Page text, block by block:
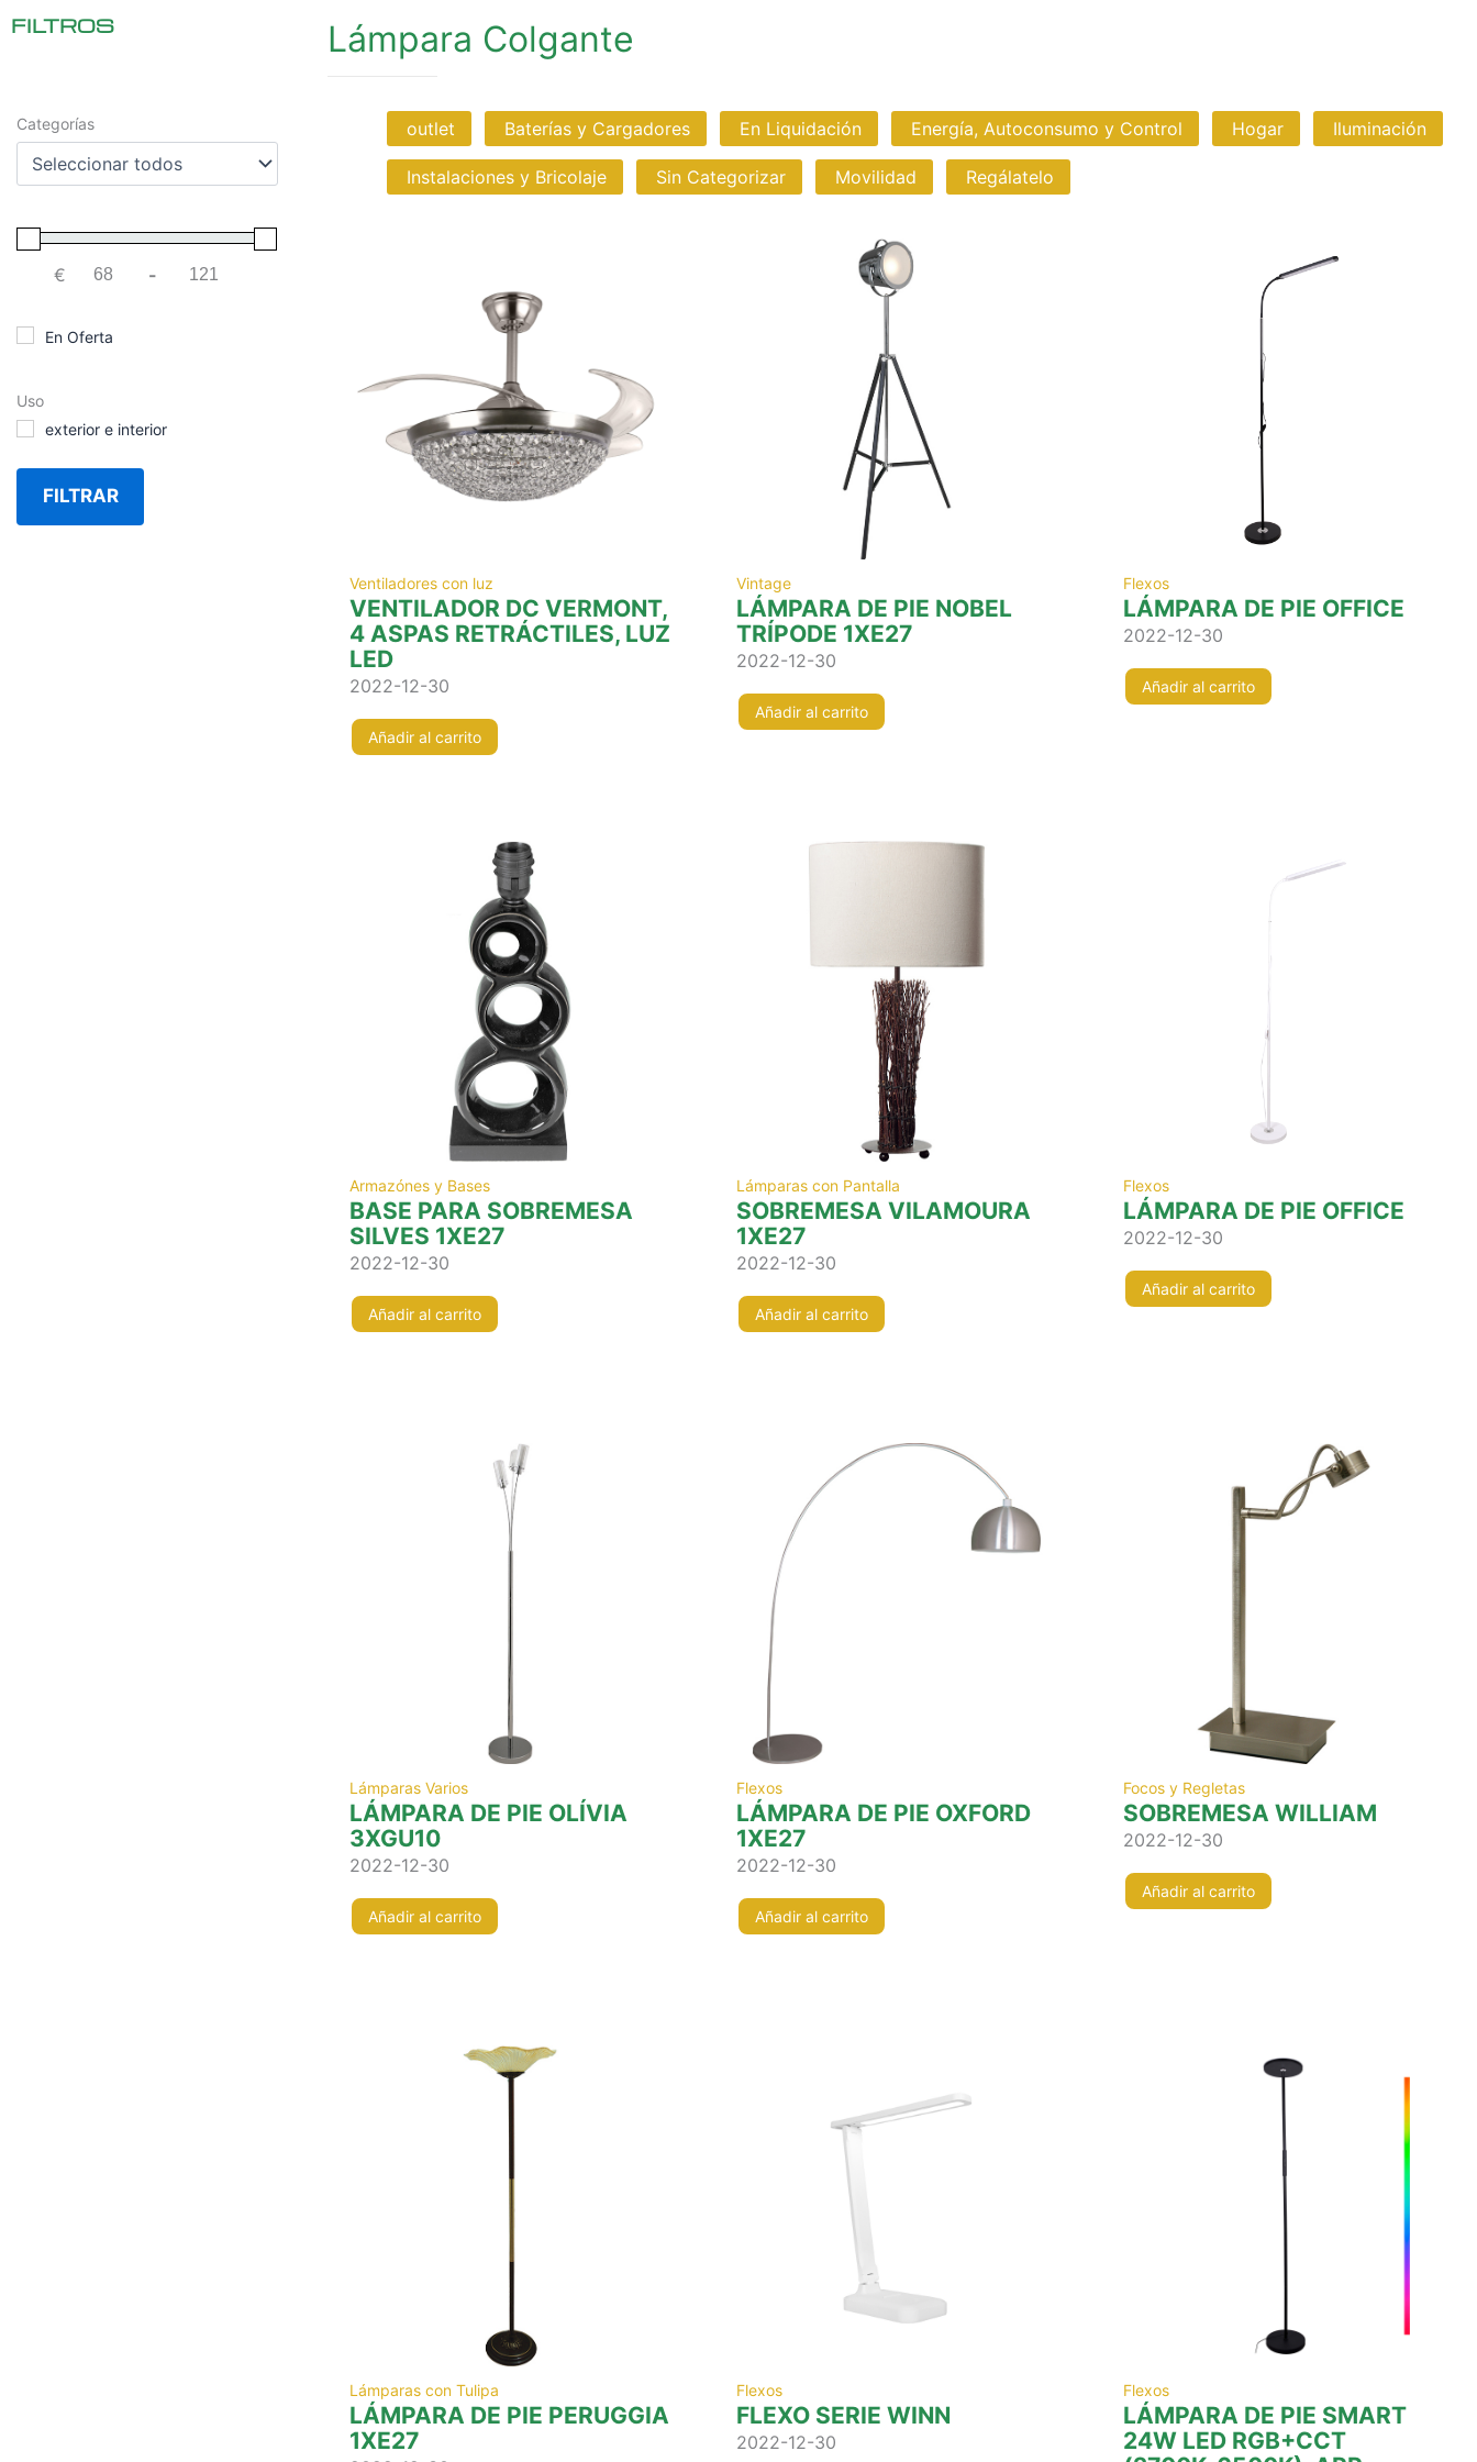
FILTROS
Categorías
€ Minimum Price
-Maximum Price
En Oferta
Uso
exterior e interior
FILTRAR
Lámpara Colgante
outlet Baterías y Cargadores En Liquidación Energía, Autoconsumo y Control Hogar Iluminación
Instalaciones y Bricolaje Sin Categorizar Movilidad Regálatelo
Ventiladores con luz
VENTILADOR DC VERMONT,
4 ASPAS RETRÁCTILES, LUZ
LED
2022-12-30
Añadir al carrito
Vintage
LÁMPARA DE PIE NOBEL
TRÍPODE 1XE27
2022-12-30
Añadir al carrito
Flexos
LÁMPARA DE PIE OFFICE
2022-12-30
Añadir al carrito
Armazónes y Bases
BASE PARA SOBREMESA
SILVES 1XE27
2022-12-30
Añadir al carrito
Lámparas con Pantalla
SOBREMESA VILAMOURA
1XE27
2022-12-30
Añadir al carrito
Flexos
LÁMPARA DE PIE OFFICE
2022-12-30
Añadir al carrito
Lámparas Varios
LÁMPARA DE PIE OLÍVIA
3XGU10
2022-12-30
Añadir al carrito
Flexos
LÁMPARA DE PIE OXFORD
1XE27
2022-12-30
Añadir al carrito
Focos y Regletas
SOBREMESA WILLIAM
2022-12-30
Añadir al carrito
Lámparas con Tulipa
LÁMPARA DE PIE PERUGGIA
1XE27
Flexos
FLEXO SERIE WINN
2022-12-30
Flexos
LÁMPARA DE PIE SMART
24W LED RGB+CCT